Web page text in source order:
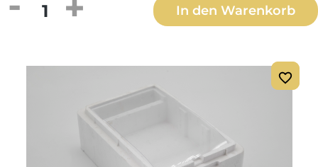
Produkt Anzahl: Gib den gewünschten
In den Warenkorb